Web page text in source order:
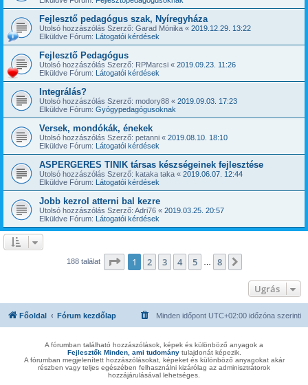
Fejlesztő pedagógus szak, Nyíregyháza
Utolsó hozzászólás Szerző: Garad Mónika « 2019.12.29. 13:22
Elküldve Fórum: Látogatói kérdések
Fejlesztő Pedagógus
Utolsó hozzászólás Szerző: RPMarcsi « 2019.09.23. 11:26
Elküldve Fórum: Látogatói kérdések
Integrálás?
Utolsó hozzászólás Szerző: modory88 « 2019.09.03. 17:23
Elküldve Fórum: Gyógypedagógusoknak
Versek, mondókák, énekek
Utolsó hozzászólás Szerző: petanni « 2019.08.10. 18:10
Elküldve Fórum: Látogatói kérdések
ASPERGERES TINIK társas készségeinek fejlesztése
Utolsó hozzászólás Szerző: kataka taka « 2019.06.07. 12:44
Elküldve Fórum: Látogatói kérdések
Jobb kezrol atterni bal kezre
Utolsó hozzászólás Szerző: Adri76 « 2019.03.25. 20:57
Elküldve Fórum: Látogatói kérdések
188 találat Oldal:1 8
1 2 3 4 5 8
Ugrás
Főoldal Fórum kezdőlap Minden időpont UTC+02:00 időzóna szerinti
A fórumban található hozzászólások, képek és különböző anyagok a
Fejlesztők Minden, ami tudománytulajdonát képezik.
A fórumban megjelenített hozzászólásokat, képeket és különböző anyagokat akár
részben vagy teljes egészében felhasználni kizárólag az adminisztrátorok
hozzájárulásával lehetséges.